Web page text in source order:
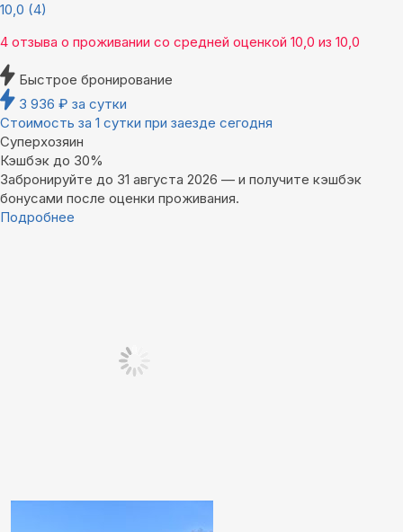
10,0 (4)
4 отзыва о проживании со средней оценкой 10,0 из 10,0
Быстрое бронирование
3 936 ₽ за сутки
Стоимость за 1 сутки при заезде сегодня
Суперхозяин
Кэшбэк до 30%
Забронируйте до 31 августа 2026 — и получите кэшбэк
бонусами после оценки проживания.
Подробнее